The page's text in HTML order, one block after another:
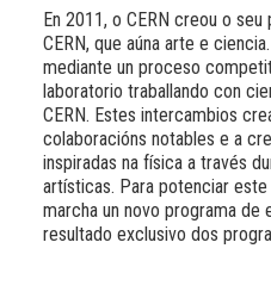
En 2011, o CERN creou o
CERN, que aúna arte e
mediante un proceso
laboratorio traballando con
CERN. Estes intercambios
colaboracións notables e a
inspiradas na física a través
artísticas. Para potenciar
marcha un novo programa de
resultado exclusivo dos